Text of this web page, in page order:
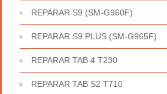
REPARAR S9 (SM-G960F)
REPARAR S9 PLUS (SM-G965F)
REPARAR TAB 4 T230
REPARAR TAB S2 T710